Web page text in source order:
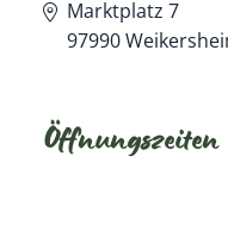
Marktplatz 7
97990
Öffnungszeiten